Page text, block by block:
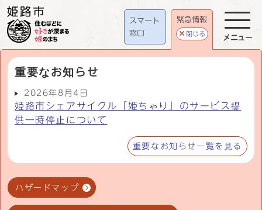
スマート
窓口
緊急情報
閉じる
重要なお知らせ
2026年8月4日
姫路市シェアサイクル「姫ちゃり」のサービス提
供一時停止について
重要なお知らせ一覧を見る
ハザードマップ
メニュー